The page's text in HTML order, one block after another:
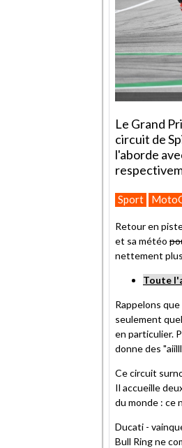
Le Grand
circuit de
l'aborde
Sport
Retour en
et sa météo
nettement plus
Toute
Rappelons
seulement
en particulier.
donne des
Ce circuit
Il accueille
du monde : ce
Ducati -
Bull Ring ne